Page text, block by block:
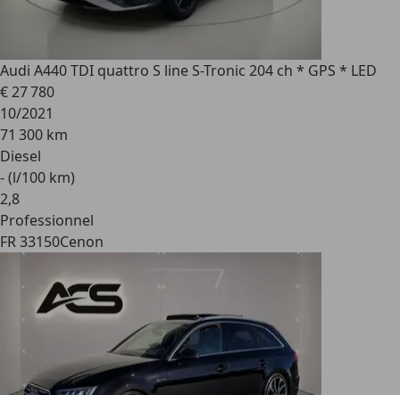
Audi A440 TDI quattro S line S-Tronic 204 ch * GPS * LED
€ 27 780
10/2021
71 300 km
Diesel
- (l/100 km)
2,8
Professionnel
FR 33150Cenon